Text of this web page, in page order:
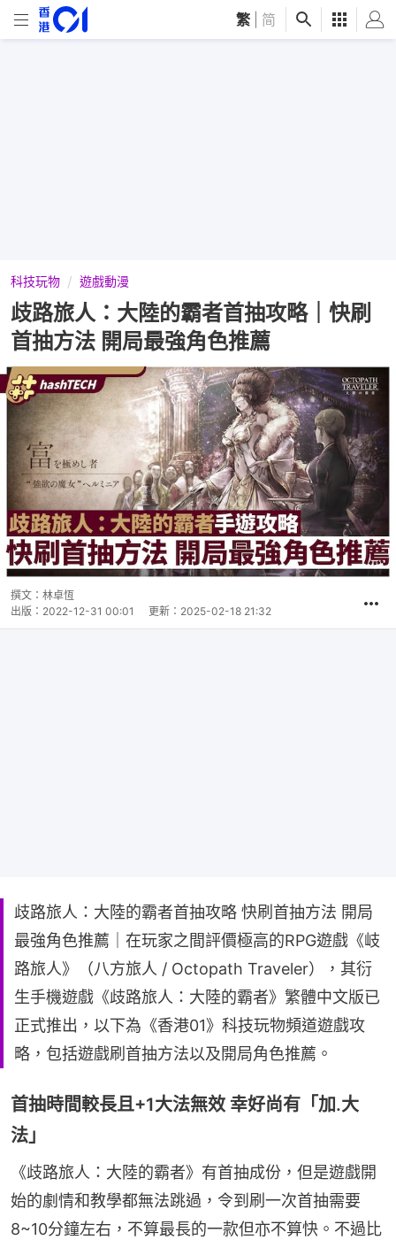
繁 简
科技玩物 遊戲動漫
歧路旅人：大陸的霸者首抽攻略｜快刷
首抽方法 開局最強角色推薦
撰文： 林卓恆
出版： 2022-12-31 00:01 更新： 2025-02-18 21:32
歧路旅人：大陸的霸者首抽攻略 快刷首抽方法 開局
最強角色推薦｜在玩家之間評價極高的RPG遊戲《岐
路旅人》（八方旅人 / Octopath Traveler），其衍
生手機遊戲《歧路旅人：大陸的霸者》繁體中文版已
正式推出，以下為《香港01》科技玩物頻道遊戲攻
略，包括遊戲刷首抽方法以及開局角色推薦。
首抽時間較長且+1大法無效 幸好尚有「加.大
法」
《歧路旅人：大陸的霸者》有首抽成份，但是遊戲開
始的劇情和教學都無法跳過，令到刷一次首抽需要
8~10分鐘左右，不算最長的一款但亦不算快。不過比